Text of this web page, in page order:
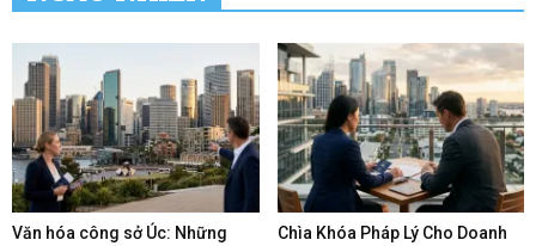
Văn hóa công sở Úc: Những
Chìa Khóa Pháp Lý Cho Doanh